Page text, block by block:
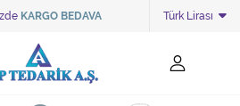
KARGO BEDAVA Türk Lirası